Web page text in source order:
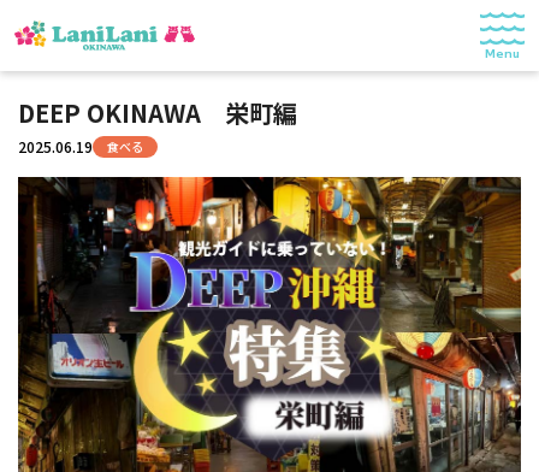
特集
遊ぶ
ショッピング
暮らし
記事一覧
Menu
DEEP OKINAWA 栄町編
2025.06.19 食べる